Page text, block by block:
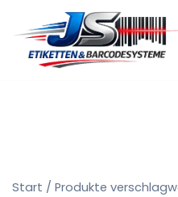
Inhalt
springen
Start / Produkte